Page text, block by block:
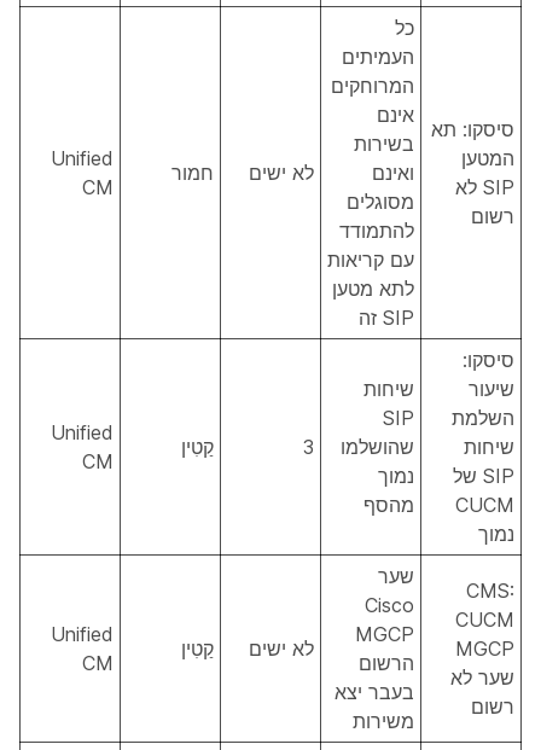
סיסקו: תא
המטען
SIP לא
רשום
כל
העמיתים
המרוחקים
אינם
בשירות
ואינם
מסוגלים
להתמודד
עם קריאות
לתא מטען
SIP זה
לא ישים חמור
Unified
CM
סיסקו:
שיעור
השלמת
שיחות
SIP של
CUCM
נמוך
שיחות
SIP
שהושלמו
נמוך
מהסף
3 קַטִין
Unified
CM
CMS:
CUCM
MGCP
שער לא
רשום
שער
Cisco
MGCP
הרשום
בעבר יצא
משירות
לא ישים קַטִין
Unified
CM